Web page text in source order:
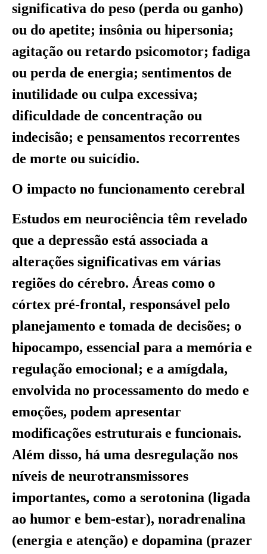
significativa do peso (perda ou ganho)
ou do apetite; insônia ou hipersonia;
agitação ou retardo psicomotor; fadiga
ou perda de energia; sentimentos de
inutilidade ou culpa excessiva;
dificuldade de concentração ou
indecisão; e pensamentos recorrentes
de morte ou suicídio.
O impacto no funcionamento cerebral
Estudos em neurociência têm revelado
que a depressão está associada a
alterações significativas em várias
regiões do cérebro. Áreas como o
córtex pré-frontal, responsável pelo
planejamento e tomada de decisões; o
hipocampo, essencial para a memória e
regulação emocional; e a amígdala,
envolvida no processamento do medo e
emoções, podem apresentar
modificações estruturais e funcionais.
Além disso, há uma desregulação nos
níveis de neurotransmissores
importantes, como a serotonina (ligada
ao humor e bem-estar), noradrenalina
(energia e atenção) e dopamina (prazer